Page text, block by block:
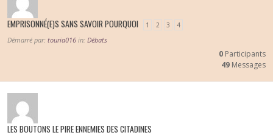
EMPRISONNÉ(E)S SANS SAVOIR POURQUOI 1 2 3 4
Démarré par: touria016 in: Débats
0 Participants
49 Messages
LES BOUTONS LE PIRE ENNEMIES DES CITADINES